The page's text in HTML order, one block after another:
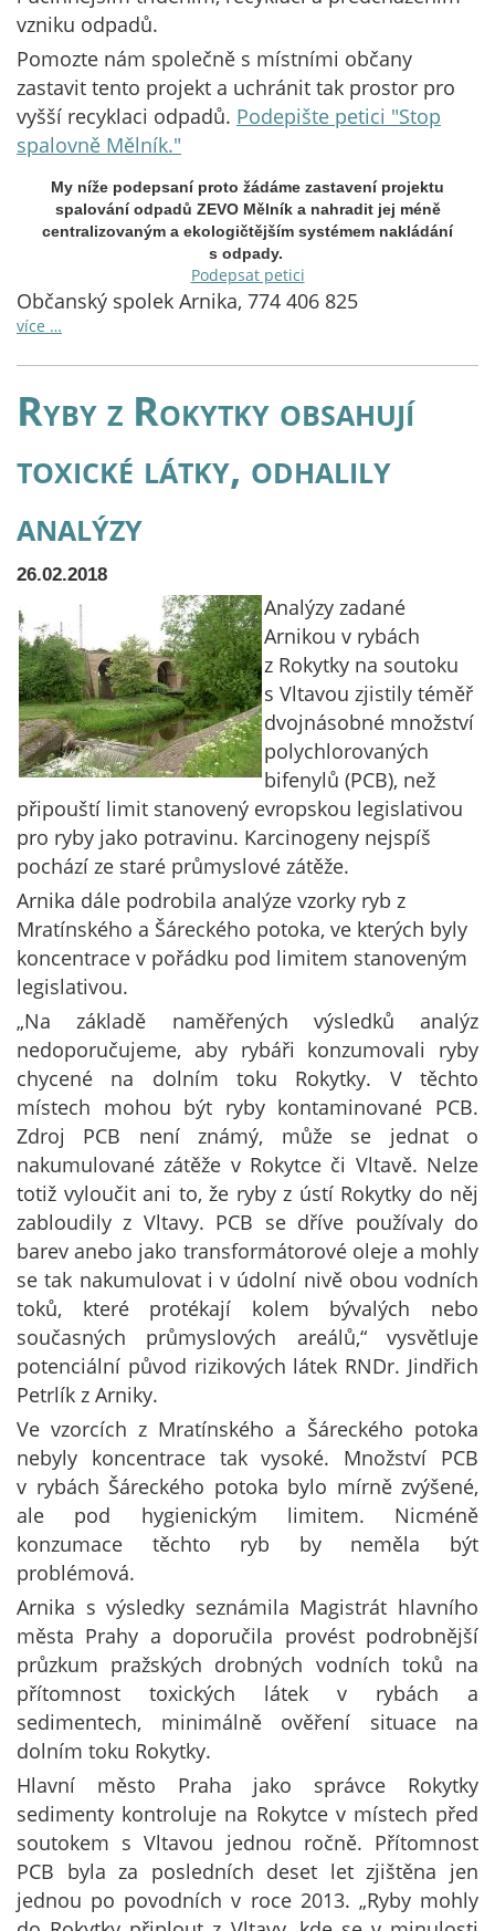
vzniku odpadů.
Pomozte nám společně s místními občany
zastavit tento projekt a uchránit tak prostor pro
vyšší recyklaci odpadů. Podepište petici "Stop
spalovně Mělník."
My níže podepsaní proto žádáme zastavení projektu
spalování odpadů ZEVO Mělník a nahradit jej méně
centralizovaným a ekologičtějším systémem nakládání
s odpady.
Podepsat petici
Občanský spolek Arnika, 774 406 825
více …
Ryby z Rokytky obsahují
toxické látky, odhalily
analýzy
26.02.2018
Analýzy zadané
Arnikou v rybách
z Rokytky na soutoku
s Vltavou zjistily téměř
dvojnásobné množství
polychlorovaných
bifenylů (PCB), než
připouští limit stanovený evropskou legislativou
pro ryby jako potravinu. Karcinogeny nejspíš
pochází ze staré průmyslové zátěže.
Arnika dále podrobila analýze vzorky ryb z
Mratínského a Šáreckého potoka, ve kterých byly
koncentrace v pořádku pod limitem stanoveným
legislativou.
„Na základě naměřených výsledků analýz
nedoporučujeme, aby rybáři konzumovali ryby
chycené na dolním toku Rokytky. V těchto
místech mohou být ryby kontaminované PCB.
Zdroj PCB není známý, může se jednat o
nakumulované zátěže v Rokytce či Vltavě. Nelze
totiž vyloučit ani to, že ryby z ústí Rokytky do něj
zabloudily z Vltavy. PCB se dříve používaly do
barev anebo jako transformátorové oleje a mohly
se tak nakumulovat i v údolní nivě obou vodních
toků, které protékají kolem bývalých nebo
současných průmyslových areálů,“ vysvětluje
potenciální původ rizikových látek RNDr. Jindřich
Petrlík z Arniky.
Ve vzorcích z Mratínského a Šáreckého potoka
nebyly koncentrace tak vysoké. Množství PCB
v rybách Šáreckého potoka bylo mírně zvýšené,
ale pod hygienickým limitem. Nicméně
konzumace těchto ryb by neměla být
problémová.
Arnika s výsledky seznámila Magistrát hlavního
města Prahy a doporučila provést podrobnější
průzkum pražských drobných vodních toků na
přítomnost toxických látek v rybách a
sedimentech, minimálně ověření situace na
dolním toku Rokytky.
Hlavní město Praha jako správce Rokytky
sedimenty kontroluje na Rokytce v místech před
soutokem s Vltavou jednou ročně. Přítomnost
PCB byla za posledních deset let zjištěna jen
jednou po povodních v roce 2013. „Ryby mohly